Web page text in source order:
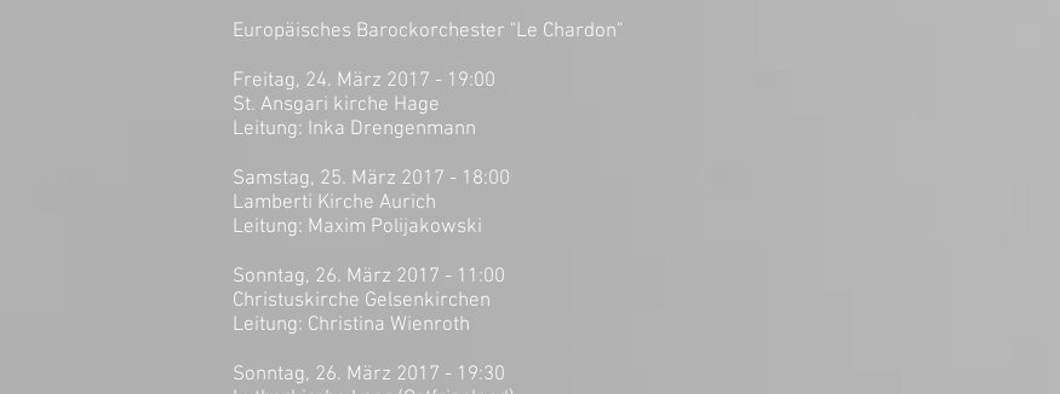
Europäisches Barockorchester "Le Chardon"
Freitag, 24. März 2017 - 19:00
St. Ansgari kirche Hage
Leitung: Inka Drengenmann
Samstag, 25. März 2017 - 18:00
Lamberti Kirche Aurich
Leitung: Maxim Polijakowski
Sonntag, 26. März 2017 - 11:00
Christuskirche Gelsenkirchen
Leitung: Christina Wienroth
Sonntag, 26. März 2017 - 19:30